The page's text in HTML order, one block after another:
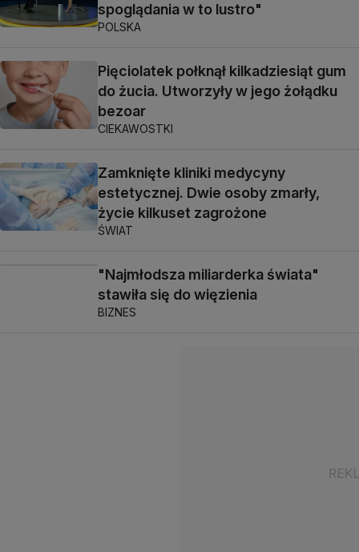
spoglądania w to lustro"
POLSKA
Pięciolatek połknął kilkadziesiąt gum
do żucia. Utworzyły w jego żołądku
bezoar
CIEKAWOSTKI
Zamknięte kliniki medycyny
estetycznej. Dwie osoby zmarły,
życie kilkuset zagrożone
ŚWIAT
"Najmłodsza miliarderka świata"
stawiła się do więzienia
BIZNES